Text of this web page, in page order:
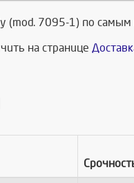
(mod. 7095-1) по
на странице